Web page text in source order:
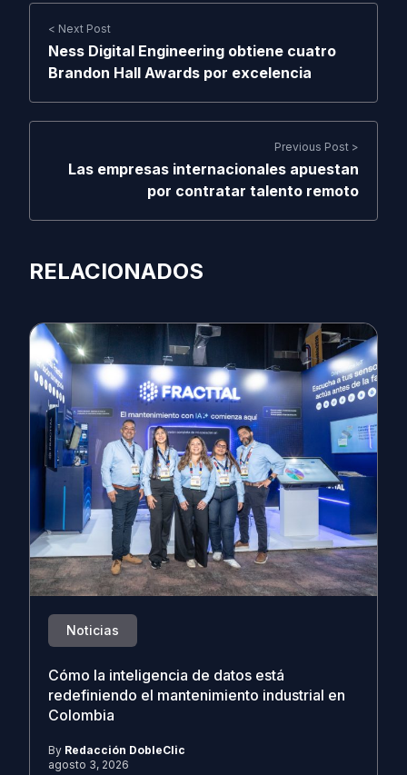
< Next Post
Ness Digital Engineering obtiene cuatro
Brandon Hall Awards por excelencia
Previous Post >
Las empresas internacionales apuestan
por contratar talento remoto
RELACIONADOS
Noticias
Cómo la inteligencia de datos está
redefiniendo el mantenimiento industrial en
Colombia
By Redacción DobleClic
agosto 3, 2026